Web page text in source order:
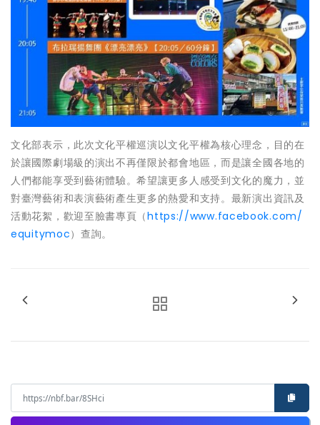
文化部表示，此次文化平權巡演以文化平權為核心理念，目的在
於讓國際劇場級的演出不再僅限於都會地區，而是讓全國各地的
人們都能享受到藝術體驗。希望讓更多人感受到文化的魔力，並
對臺灣藝術和表演藝術產生更多的熱愛和支持。最新演出資訊及
活動花絮，歡迎至臉書專頁（https://www.facebook.com/
equitymoc）查詢。